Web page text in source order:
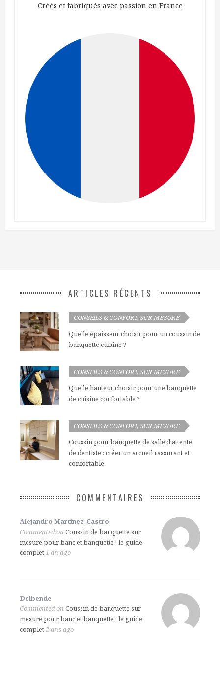
Créés et fabriqués avec passion en France
ARTICLES RÉCENTS
CONSEILS & CONFORT, SUR MESURE
Quelle épaisseur choisir pour un coussin de
banquette cuisine ?
CONSEILS & CONFORT, SUR MESURE
Quelle hauteur choisir pour une banquette
de cuisine confortable ?
CONSEILS & CONFORT, SUR MESURE
Coussin pour banquette de salle d’attente
de dentiste : créer un accueil rassurant et
confortable
COMMENTAIRES
Alejandro Martinez-Castro
Commented on Coussin de banquette sur
mesure pour banc et banquette : le guide
complet 1 an ago
Delbende
Commented on Coussin de banquette sur
mesure pour banc et banquette : le guide
complet2 ans ago